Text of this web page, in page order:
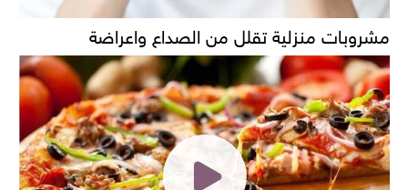
مشروبات منزلية تقلل من الصداع واعراضة